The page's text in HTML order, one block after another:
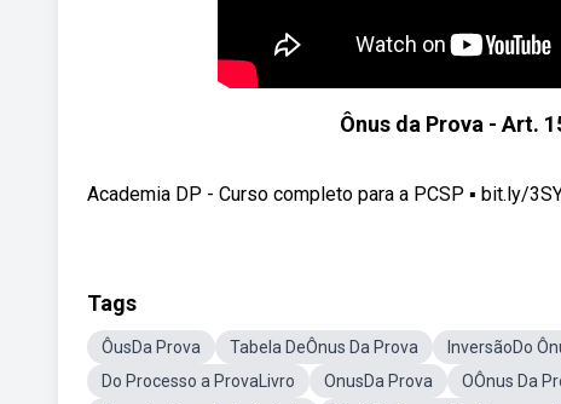
Ônus da Prova - Art.
Academia DP - Curso completo para a PCSP ▪️ bit.ly/
Tags
ÔusDa Prova Tabela DeÔnus Da Prova InversãoDo
Do Processo a ProvaLivro
OnusDa Prova OÔnus Da